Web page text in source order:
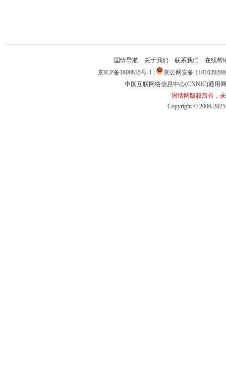
国情导航 关于我们 联系我们
在线帮
京ICP备1800835号-1
京公网安备
中国互联网络信息中心(CNNIC)通用
国情网版权所有，
Copyright©2006-